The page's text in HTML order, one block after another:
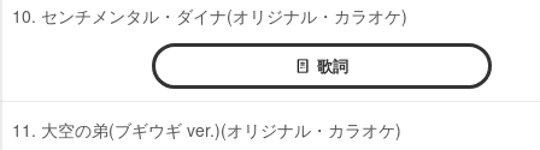
10. センチメンタル・ダイナ(オリジナル・カラオケ)
歌詞
11. 大空の弟(ブギウギ ver.)(オリジナル・カラオケ)